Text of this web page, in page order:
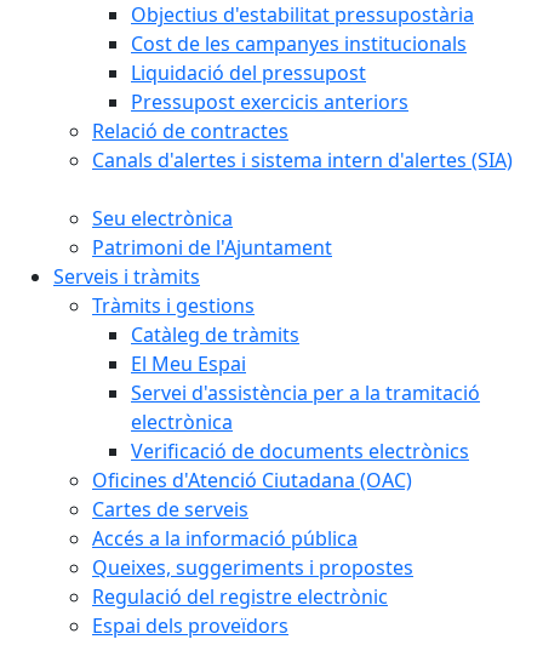
Objectius d'estabilitat pressupostària
Cost de les campanyes institucionals
Liquidació del pressupost
Pressupost exercicis anteriors
Relació de contractes
Canals d'alertes i sistema intern d'alertes (SIA)
Seu electrònica
Patrimoni de l'Ajuntament
Serveis i tràmits
Tràmits i gestions
Catàleg de tràmits
El Meu Espai
Servei d'assistència per a la tramitació
electrònica
Verificació de documents electrònics
Oficines d'Atenció Ciutadana (OAC)
Cartes de serveis
Accés a la informació pública
Queixes, suggeriments i propostes
Regulació del registre electrònic
Espai dels proveïdors